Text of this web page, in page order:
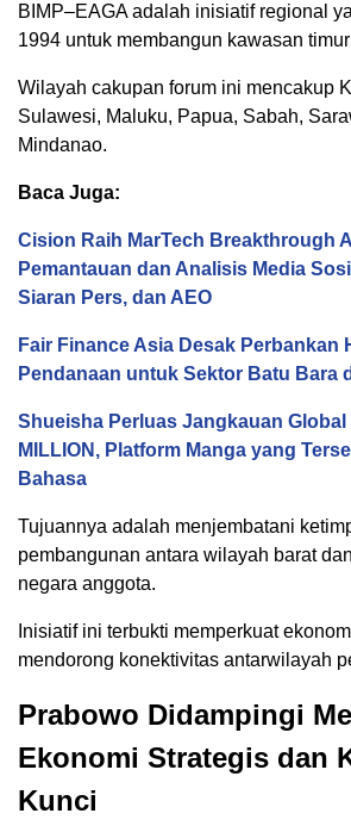
BIMP–EAGA adalah inisiatif regional
1994 untuk membangun kawasan
Wilayah cakupan forum ini mencakup
Sulawesi, Maluku, Papua, Sabah,
Mindanao.
Baca Juga:
Cision Raih MarTech Breakthrough
Pemantauan dan Analisis Media
Siaran Pers, dan AEO
Fair Finance Asia Desak Perbankan
Pendanaan untuk Sektor Batu Bara
Shueisha Perluas Jangkauan Global
MILLION, Platform Manga yang
Bahasa
Tujuannya adalah menjembatani
pembangunan antara wilayah barat
negara anggota.
Inisiatif ini terbukti memperkuat
mendorong konektivitas antarwilayah
Prabowo Didampingi
Ekonomi Strategis dan
Kunci